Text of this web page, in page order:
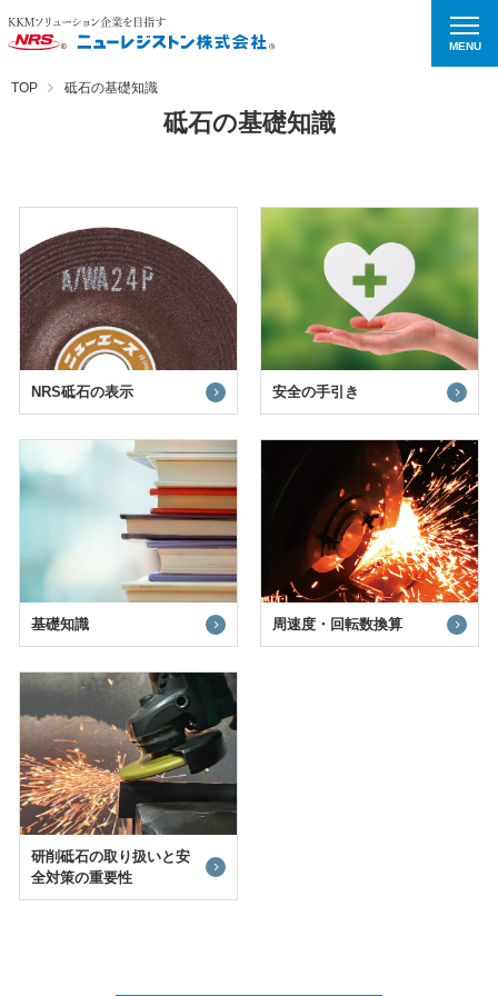
MENU
TOP 砥石の基礎知識
砥石の基礎知識
NRS砥石の表示 安全の手引き
基礎知識 周速度・回転数換算
研削砥石の取り扱いと安
全対策の重要性